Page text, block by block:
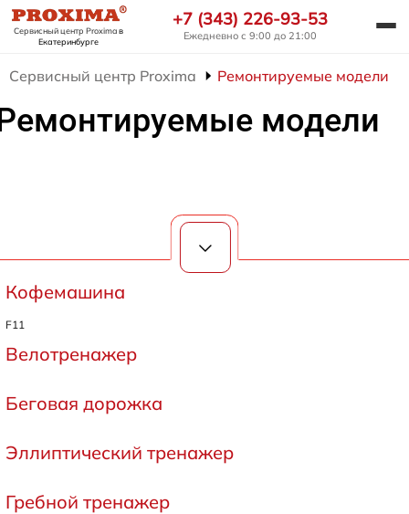
Сервисный центр Proximaв
Екатеринбурге
+7 (343) 226-93-53
Ежедневно с 9:00 до 21:00
Сервисный центр Proxima Ремонтируемые модели
модели
Кофемашина
F11
Велотренажер
Беговая дорожка
Эллиптический тренажер
Гребной тренажер